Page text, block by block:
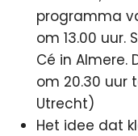
programma
om 13.00 uur.
Cé in Almere.
om 20.30 uur
Utrecht)
Het idee dat